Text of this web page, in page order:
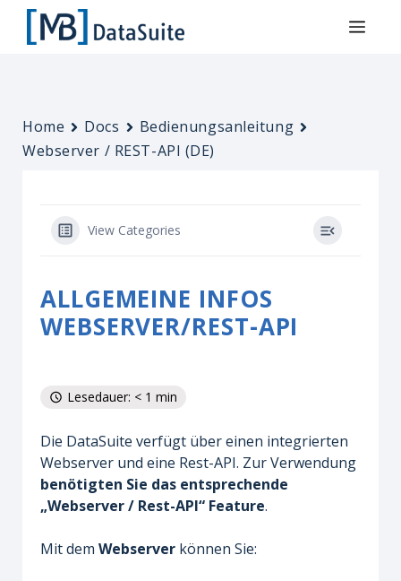
Home Docs
Bedienungsanleitung
Webserver / REST-API (DE)
View Categories
ALLGEMEINE INFOS
WEBSERVER/REST-API
Lesedauer: < 1 min
Die DataSuite verfügt über einen integrierten
Webserver und eine Rest-API. Zur Verwendung
benötigten Sie das entsprechende
„Webserver / Rest-API“ Feature.
Mit dem Webserver können Sie: